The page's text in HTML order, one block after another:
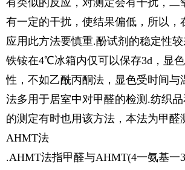
有类似的反应，对测定会有干扰，二
有一定的干扰，使结果偏低，所以，
应用此方法要慎重.酚试剂的稳定性
铁铵在4℃冰箱内仅可以保存3d，显
性，不如乙酰丙酮法，显色受时间与
法多用于居室中对甲醛的检测.纺织
的测定有时也用该方法，本法为甲醛
AHMT法
.AHMT法指甲醛与AHMT(4一氨基一